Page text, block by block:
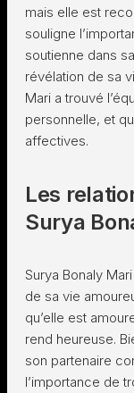
mais elle est
souligne
soutienne dans
révélation de sa
Mari a trouvé
personnelle, et
affectives.
Les
Surya
Surya Bonaly
de sa vie
qu’elle est
rend heureuse.
son partenaire
l’importance de